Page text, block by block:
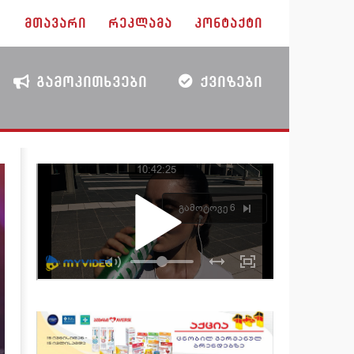
ᲛᲗᲐᲕᲐᲠᲘ ᲠᲔᲙᲚᲐᲛᲐ ᲙᲝᲜᲢᲐᲥᲢᲘ
ᲒᲐᲛᲝᲙᲘᲗᲮᲕᲔᲑᲘ ᲥᲕᲘᲖᲔᲑᲘ